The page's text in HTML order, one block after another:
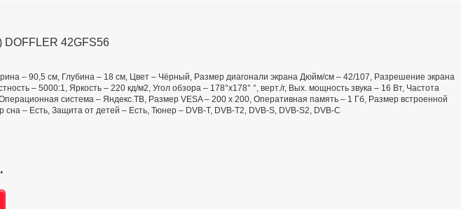
DOFFLER 42GFS56
– 90,5 см, Глубина – 18 см, Цвет – Чёрный, Размер диагонали экрана Дюйм/см – 42/107, Разрешение экрана
– 5000:1, Яркость – 220 кд/м2, Угол обзора – 178°x178° °, верт./г, Вых. мощность звука – 16 Вт, Частота
система – Яндекс.ТВ, Размер VESA – 200 x 200, Оперативная память – 1 Гб, Размер встроенной
сна – Есть, Защита от детей – Есть, Тюнер – DVB-T, DVB-T2, DVB-S, DVB-S2, DVB-C